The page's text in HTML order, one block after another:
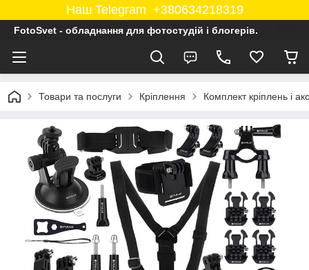
Наш Telegram +380634218319
FotoSvet - обладнання для фотостудій і блогерів.
Товари та послуги Кріплення Комплект кріплень і